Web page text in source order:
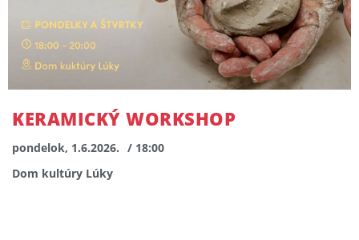
KERAMICKÝ WORKSHOP
pondelok, 1.6.2026. / 18:00
Dom kultúry Lúky